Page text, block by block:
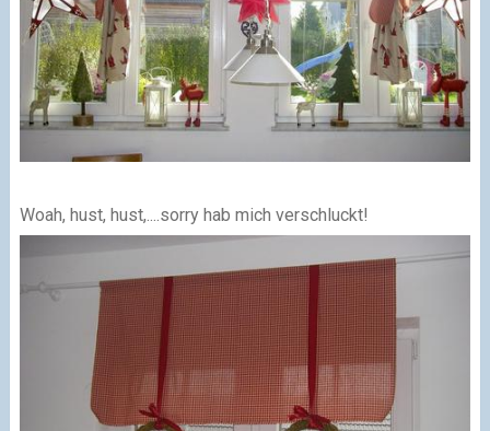
Woah, hust, hust,....sorry hab mich verschluckt!